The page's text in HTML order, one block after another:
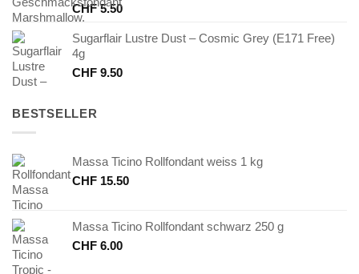
CHF5.50
Sugarflair Lustre Dust – Cosmic Grey (E171 Free)
4g
CHF 9.50
BESTSELLER
Massa Ticino Rollfondant weiss 1 kg
CHF 15.50
Massa Ticino Rollfondant schwarz 250 g
CHF 6.00